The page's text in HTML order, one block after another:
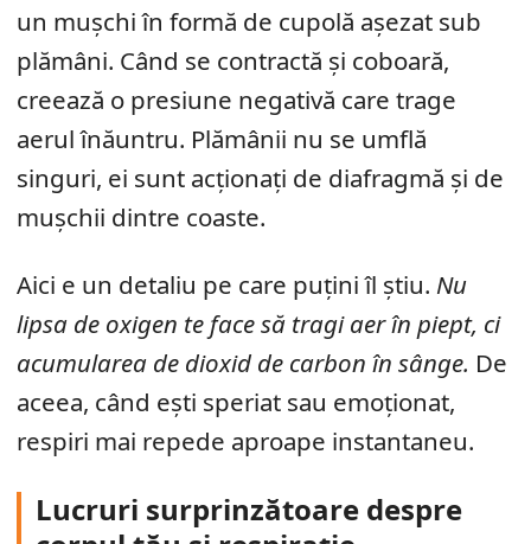
un mușchi în formă de cupolă așezat sub
plămâni. Când se contractă și coboară,
creează o presiune negativă care trage
aerul înăuntru. Plămânii nu se umflă
singuri, ei sunt acționați de diafragmă și de
mușchii dintre coaste.
Aici e un detaliu pe care puțini îl știu. Nu
lipsa de oxigen te face să tragi aer în piept, ci
acumularea de dioxid de carbon în sânge. De
aceea, când ești speriat sau emoționat,
respiri mai repede aproape instantaneu.
Lucruri surprinzătoare despre